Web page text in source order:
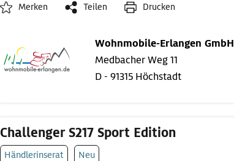
Merken Teilen Drucken
Wohnmobile-Erlangen GmbH
Medbacher Weg 11
D - 91315 Höchstadt
Challenger S217 Sport Edition
Händlerinserat Neu